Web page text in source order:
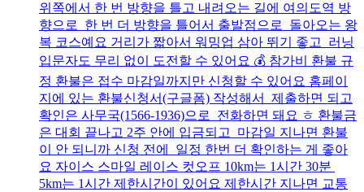
위쪽에서 한 번 방향을 틀고 내려오는 길에 여의도역 방
향으로 한 번 더 방향을 틀어서 출발점으로 돌아오는 왕
복 코스예요 거리가 짧아서 워밍업 삼아 뛰기 좋고 러닝
입문자도 무리 없이 도전할 수 있어요 💰 참가비 환불 규
정 환불은 접수 마감일까지만 신청할 수 있어요 홈페이
지에 있는 환불신청서(구글폼) 작성해서 제출하면 되고
확인은 사무국(1566-1936)으로 전화하면 돼요 ㅎ 환불금
은 대회 끝나고 2주 안에 입금되고 마감일 지나면 환불
이 안 되니까 신청 전에 일정 한번 더 확인하는 게 좋아
요 자이스 스마일 레이스 컷오프 10km는 1시간 30분
5km는 1시간 제한시간이 있어요 제한시간 지나면 교통